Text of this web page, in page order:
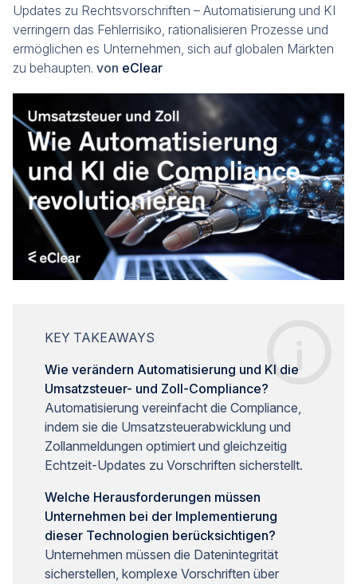
Updates zu Rechtsvorschriften – Automatisierung und KI
verringern das Fehlerrisiko, rationalisieren Prozesse und
ermöglichen es Unternehmen, sich auf globalen Märkten
zu behaupten. von eClear
KEY TAKEAWAYS
Wie verändern Automatisierung und KI die
Umsatzsteuer- und Zoll-Compliance?
Automatisierung vereinfacht die Compliance,
indem sie die Umsatzsteuerabwicklung und
Zollanmeldungen optimiert und gleichzeitig
Echtzeit-Updates zu Vorschriften sicherstellt.
Welche Herausforderungen müssen
Unternehmen bei der Implementierung
dieser Technologien berücksichtigen?
Unternehmen müssen die Datenintegrität
sicherstellen, komplexe Vorschriften über